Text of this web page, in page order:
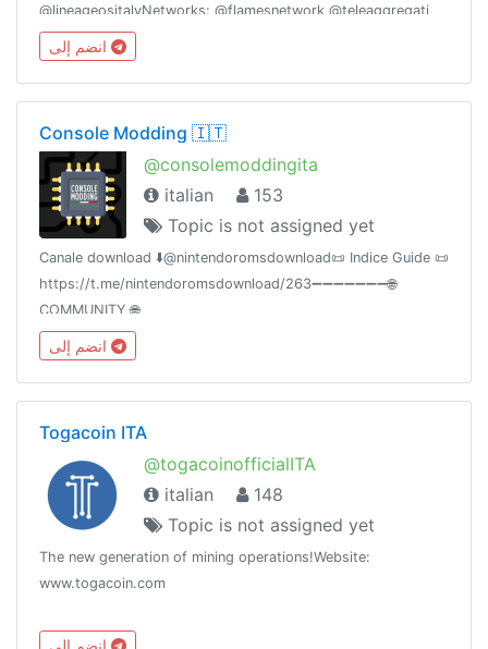
@lineageositalyNetworks: @flamesnetwork @teleaggregati
Console Modding 🇮🇹
@consolemoddingita
italian
153
Topic is not assigned yet
Canale download ⬇️@nintendoromsdownload📜 Indice Guide 📜
https://t.me/nintendoromsdownload/263➖➖➖➖➖➖➖🌐
COMMUNITY 🌐
Togacoin ITA
@togacoinofficialITA
italian
148
Topic is not assigned yet
The new generation of mining operations!Website:
www.togacoin.com